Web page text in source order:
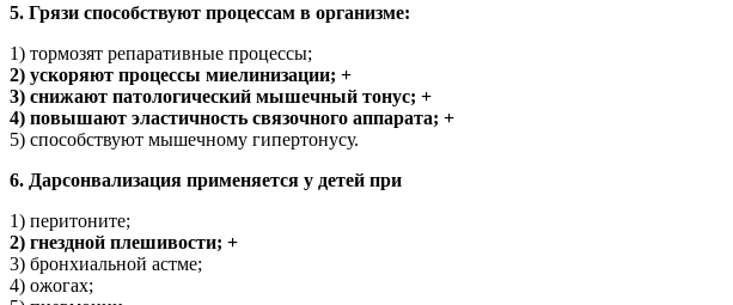
5. Грязи способствуют процессам в организме:
1) тормозят репаративные процессы;
2) ускоряют процессы миелинизации; +
3) снижают патологический мышечный тонус; +
4) повышают эластичность связочного аппарата; +
5) способствуют мышечному гипертонусу.
6. Дарсонвализация применяется у детей при
1) перитоните;
2) гнездной плешивости; +
3) бронхиальной астме;
4) ожогах;